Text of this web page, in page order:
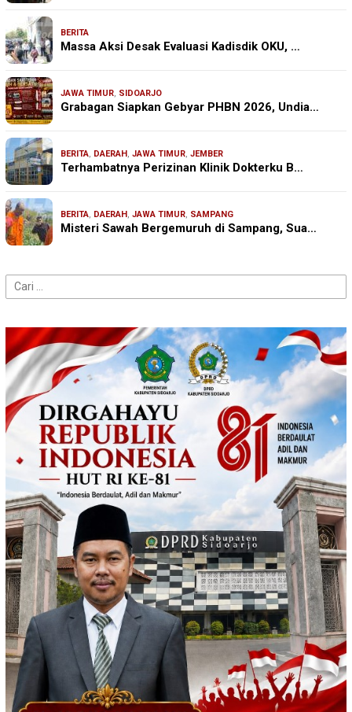
BERITA
Massa Aksi Desak Evaluasi Kadisdik OKU, …
JAWA TIMUR, SIDOARJO
Grabagan Siapkan Gebyar PHBN 2026, Undia…
BERITA, DAERAH, JAWA TIMUR, JEMBER
Terhambatnya Perizinan Klinik Dokterku B…
BERITA, DAERAH, JAWA TIMUR, SAMPANG
Misteri Sawah Bergemuruh di Sampang, Sua…
Cari
untuk: